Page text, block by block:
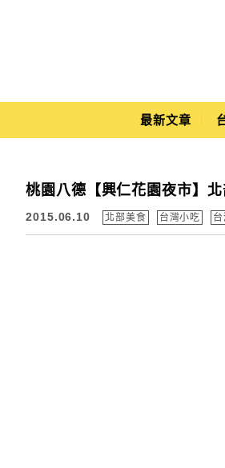
Yuki's Life
Main Menu
最新文章
桃園八德【興仁花園夜市】
2015.06.10 北部美食 台灣小吃